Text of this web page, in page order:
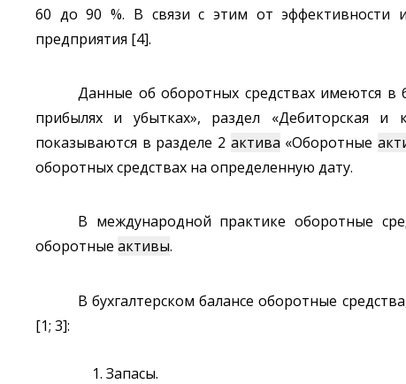
60 до 90 %. В связи с этим от эффективности
предприятия [4].
Данные об оборотных средствах имеются в
прибылях и убытках», раздел «Дебиторская и
показываются в разделе 2 актива «Оборотные
оборотных средствах на определенную дату.
В международной практике оборотные
оборотные активы.
В бухгалтерском балансе оборотные
[1; 3]:
Запасы.